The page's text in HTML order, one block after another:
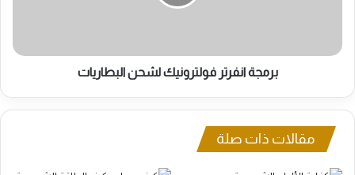
برمجة انفرتر فولترونيك لشحن البطاريات
مقالات ذات صلة